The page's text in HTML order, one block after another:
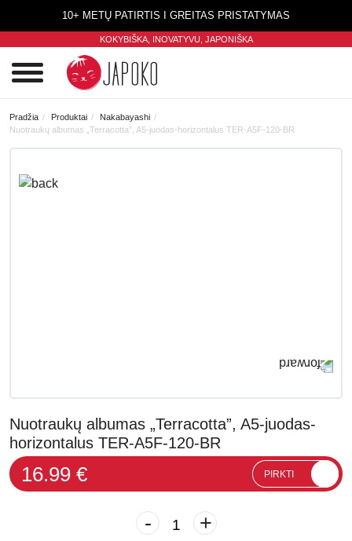
10+ METŲ PATIRTIS I GREITAS PRISTATYMAS
KOKYBIŠKA, INOVATYVU, JAPONIŠKA
Pradžia Produktai
Nakabayashi
Nuotraukų albumas „Terracotta”, A5-juodas-horizontalus TER-A5F-120-BR
Nuotraukų albumas „Terracotta”, A5-juodas-
horizontalus TER-A5F-120-BR
16.99 € PIRKTI
- +